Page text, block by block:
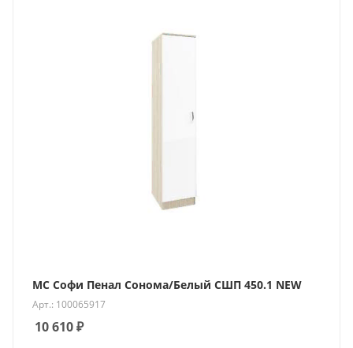
МС Софи Пенал Сонома/Белый СШП 450.1 NEW
Арт.: 100065917
10 610₽